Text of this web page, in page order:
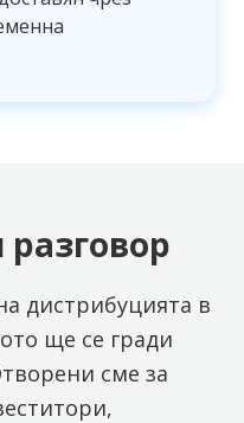
дистрибуцията в
ще се гради
сме за